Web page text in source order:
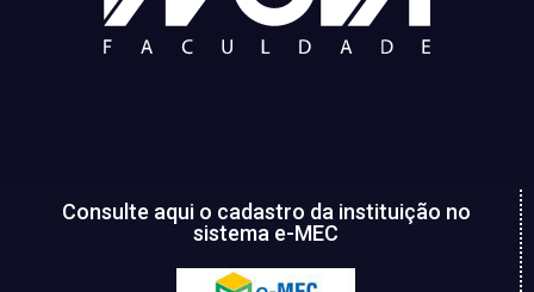
Consulte aqui o cadastro da instituição no
sistema e-MEC